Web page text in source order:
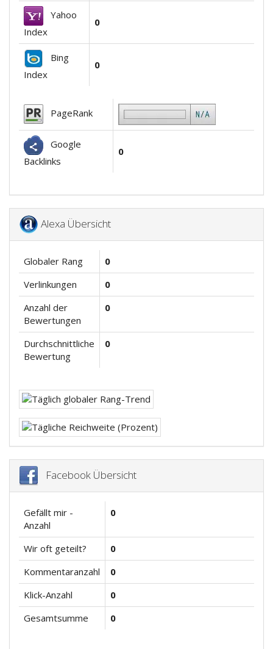
Yahoo
Index
0
Bing
Index
0
PageRank
Google
Backlinks
0
Alexa Übersicht
Globaler Rang
0
Verlinkungen
0
Anzahl der
Bewertungen
0
Durchschnittliche
Bewertung
0
Facebook Übersicht
Gefällt mir -
Anzahl
0
Wir oft geteilt?
0
Kommentaranzahl
0
Klick-Anzahl
0
Gesamtsumme
0